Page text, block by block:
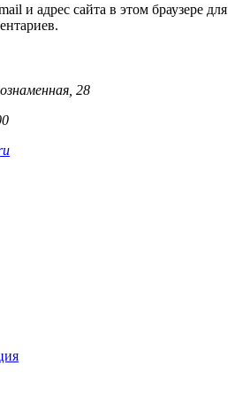
и адрес сайта в этом браузере для
28